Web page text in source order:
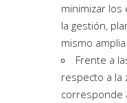
minimizar los
la gestión,
mismo
Frente a
respecto a la
corresponde